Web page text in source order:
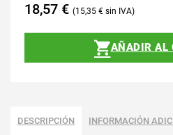
18,57 € 15,35 €
AÑADIR AL
DESCRIPCIÓN INFORMACIÓN